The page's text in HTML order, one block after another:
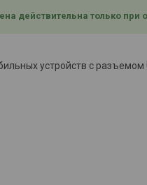
действительна только при
устройств с разъемом